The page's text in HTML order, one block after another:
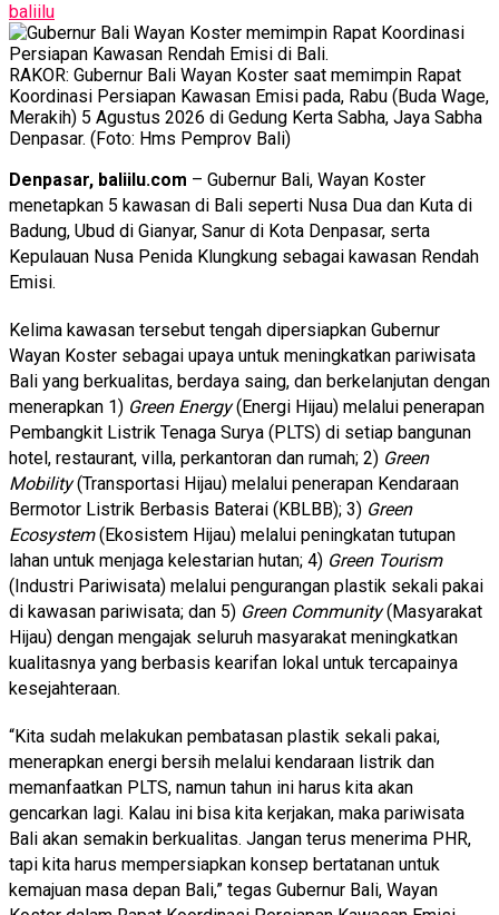
baliilu
RAKOR: Gubernur Bali Wayan Koster saat memimpin Rapat
Koordinasi Persiapan Kawasan Emisi pada, Rabu (Buda Wage,
Merakih) 5 Agustus 2026 di Gedung Kerta Sabha, Jaya Sabha
Denpasar. (Foto: Hms Pemprov Bali)
Denpasar, baliilu.com – Gubernur Bali, Wayan Koster
menetapkan 5 kawasan di Bali seperti Nusa Dua dan Kuta di
Badung, Ubud di Gianyar, Sanur di Kota Denpasar, serta
Kepulauan Nusa Penida Klungkung sebagai kawasan Rendah
Emisi.
Kelima kawasan tersebut tengah dipersiapkan Gubernur
Wayan Koster sebagai upaya untuk meningkatkan pariwisata
Bali yang berkualitas, berdaya saing, dan berkelanjutan dengan
menerapkan 1) Green Energy(Energi Hijau) melalui penerapan
Pembangkit Listrik Tenaga Surya (PLTS) di setiap bangunan
hotel, restaurant, villa, perkantoran dan rumah; 2) Green
Mobility(Transportasi Hijau) melalui penerapan Kendaraan
Bermotor Listrik Berbasis Baterai (KBLBB); 3) Green
Ecosystem(Ekosistem Hijau) melalui peningkatan tutupan
lahan untuk menjaga kelestarian hutan; 4) Green Tourism
(Industri Pariwisata) melalui pengurangan plastik sekali pakai
di kawasan pariwisata; dan 5) Green Community(Masyarakat
Hijau) dengan mengajak seluruh masyarakat meningkatkan
kualitasnya yang berbasis kearifan lokal untuk tercapainya
kesejahteraan.
“Kita sudah melakukan pembatasan plastik sekali pakai,
menerapkan energi bersih melalui kendaraan listrik dan
memanfaatkan PLTS, namun tahun ini harus kita akan
gencarkan lagi. Kalau ini bisa kita kerjakan, maka pariwisata
Bali akan semakin berkualitas. Jangan terus menerima PHR,
tapi kita harus mempersiapkan konsep bertatanan untuk
kemajuan masa depan Bali,” tegas Gubernur Bali, Wayan